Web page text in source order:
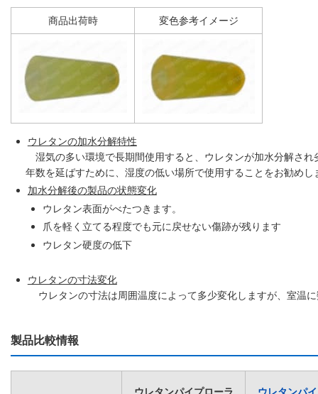
商品出荷時 変色参考イメージ
ウレタンの加水分解特性
湿気の多い環境で長期間使用すると、ウレタンが加水分解され
年数を延ばすために、湿度の低い場所で使用することをお勧めし
加水分解後の製品の状態変化
ウレタン表面がべたつきます。
爪を軽く立てる程度でも元に戻せない傷跡が残ります
ウレタン硬度の低下
ウレタンの寸法変化
ウレタンの寸法は周囲温度によって多少変化しますが、室温
製品比較情報
ウレタンパイプローラ ウレタンパ